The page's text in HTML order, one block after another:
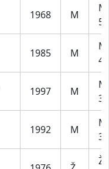
1968 M
1985 M
1997 M
1992 M